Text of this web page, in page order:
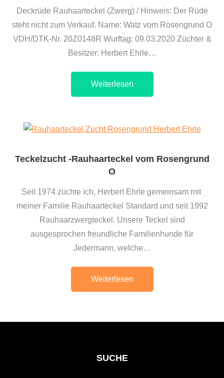
Deckrüde Rauhaarteckel (Zwerg) / Hinweis: Der Rüde
steht nicht zum Verkauf. Name: Watz vom Rosengrund O
VDH/DTK-Nr. 20Z0148R Wurftag: 09.03.2020 Züchter &
Besitzer: Herbert Ehrle…
Weiterlesen
Teckelzucht -Rauhaarteckel vom Rosengrund
O
Seit 1974 züchte ich, Herbert Ehrle gemeinsam mit
meiner Familie Rauhaarteckel Standard und seit 1992
Rauhaarzwergteckel. Unsere Teckel sind
ausgesprochen freundliche Familienhunde für
Jedermann, welche…
Weiterlesen
SUCHE